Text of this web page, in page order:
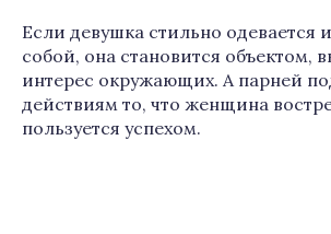
Если девушка стильно одевается
собой, она становится
интерес окружающих. А парней
действиям то, что женщина
пользуется успехом.